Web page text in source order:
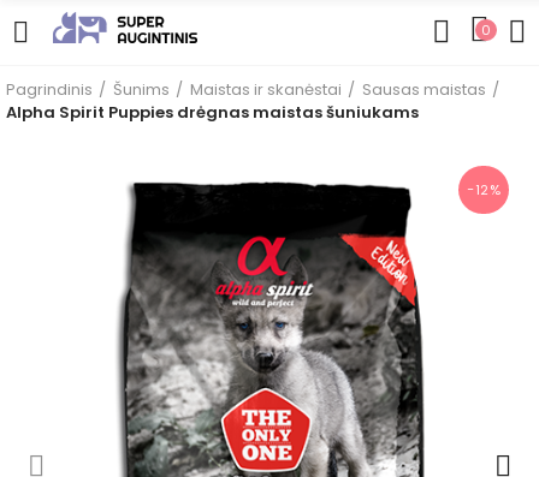
0
Pagrindinis Šunims Maistas ir skanėstai
Sausas maistas
Alpha Spirit Puppies drėgnas maistas šuniukams
−12%